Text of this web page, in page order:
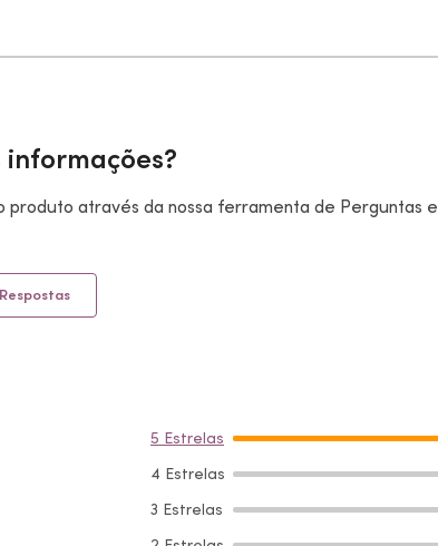
informações?
produto através da nossa ferramenta de Perguntas e
5 Estrelas
4 Estrelas
3 Estrelas